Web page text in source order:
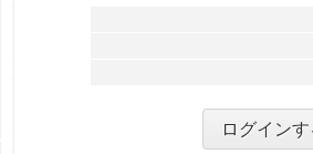
ログインす